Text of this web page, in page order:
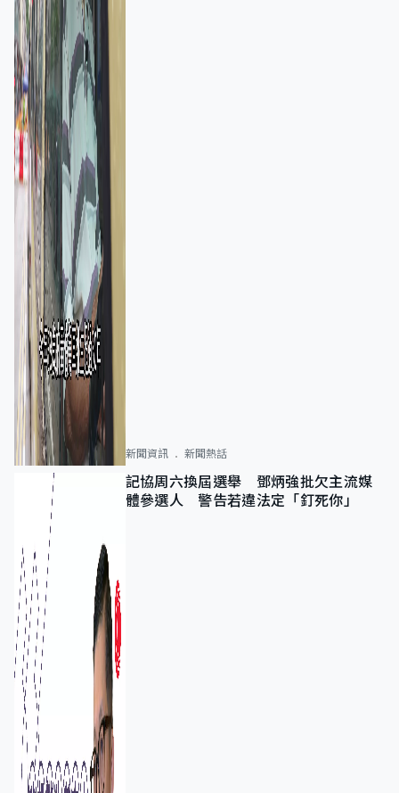
新聞資訊 新聞熱話
記協周六換屆選舉 鄧炳強批欠主流媒
體參選人 警告若違法定「釘死你」